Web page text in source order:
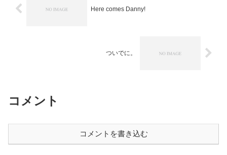
Here comes Danny!
ついでに。
コメント
コメントを書き込む